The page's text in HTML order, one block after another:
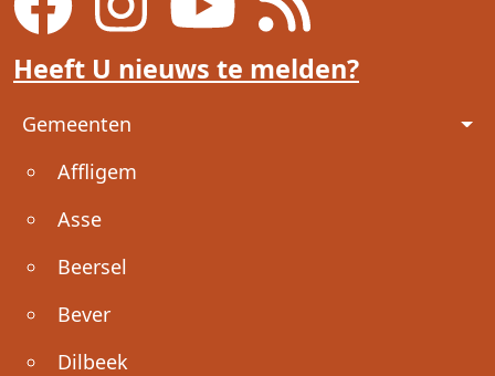
Heeft U nieuws te melden?
Voet
Gemeenten
Affligem
Asse
Beersel
Bever
Dilbeek